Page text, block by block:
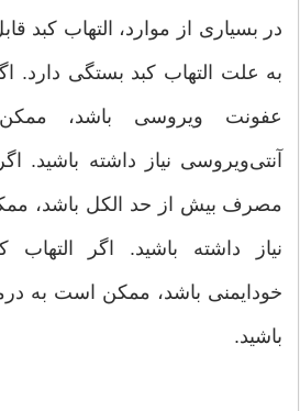
در بسیاری از موارد، التهاب کبد
به علت التهاب کبد بستگی دارد.
عفونت ویروسی باشد،
آنتی‌ویروسی نیاز داشته باشید.
مصرف بیش از حد الکل باشد،
نیاز داشته باشید. اگر التهاب
خودایمنی باشد، ممکن است به
باشید.